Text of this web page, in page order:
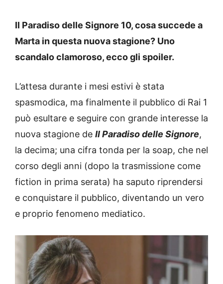
Il Paradiso delle Signore 10, cosa succede a
Marta in questa nuova stagione? Uno
scandalo clamoroso, ecco gli spoiler.
L’attesa durante i mesi estivi è stata
spasmodica, ma finalmente il pubblico di Rai 1
può esultare e seguire con grande interesse la
nuova stagione de Il Paradiso delle Signore,
la decima; una cifra tonda per la soap, che nel
corso degli anni (dopo la trasmissione come
fiction in prima serata) ha saputo riprendersi
e conquistare il pubblico, diventando un vero
e proprio fenomeno mediatico.